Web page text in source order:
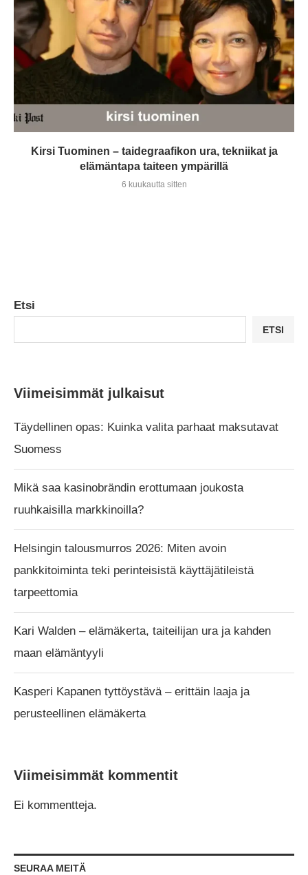
Kirsi Tuominen – taidegraafikon ura, tekniikat ja
elämäntapa taiteen ympärillä
6 kuukautta sitten
Etsi
ETSI
Viimeisimmät julkaisut
Täydellinen opas: Kuinka valita parhaat maksutavat
Suomess
Mikä saa kasinobrändin erottumaan joukosta
ruuhkaisilla markkinoilla?
Helsingin talousmurros 2026: Miten avoin
pankkitoiminta teki perinteisistä käyttäjätileistä
tarpeettomia
Kari Walden – elämäkerta, taiteilijan ura ja kahden
maan elämäntyyli
Kasperi Kapanen tyttöystävä – erittäin laaja ja
perusteellinen elämäkerta
Viimeisimmät kommentit
Ei kommentteja.
SEURAA MEITÄ